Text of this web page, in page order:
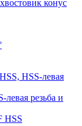
конус
HSS-левая
резьба и
HSS